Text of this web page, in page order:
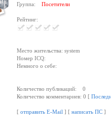
Группа:Посетители
Рейтинг:
Место жительства: system
Номер ICQ:
Немного о себе:
Количество публикаций: 0
Количество комментариев: 0 [
[отправить E-Mail ] [написать ПС ]